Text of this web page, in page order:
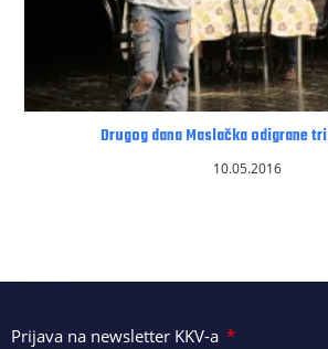
Drugog dana Maslačka odigrane
10.05.2016
Prijava na newsletter KKV-a